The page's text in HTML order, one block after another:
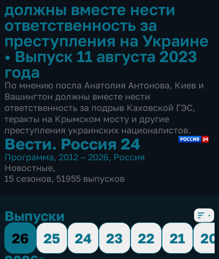
должны вместе нести
ответственность за
преступления на Украине
•Выпуск 11 августа 2023
года
По мнению посла Анатолия Антонова, Киев и
Вашингтон должны вместе нести
ответственность за подрыв Каховской ГЭС,
теракты на Крымском мосту и другие
преступления украинских националистов.
Вести. Россия 24
Программа, 2012 – 2026, Россия
Новостные,
15 сезонов, 51955 выпусков
Выпуски
26
25 24 23 22 21
20